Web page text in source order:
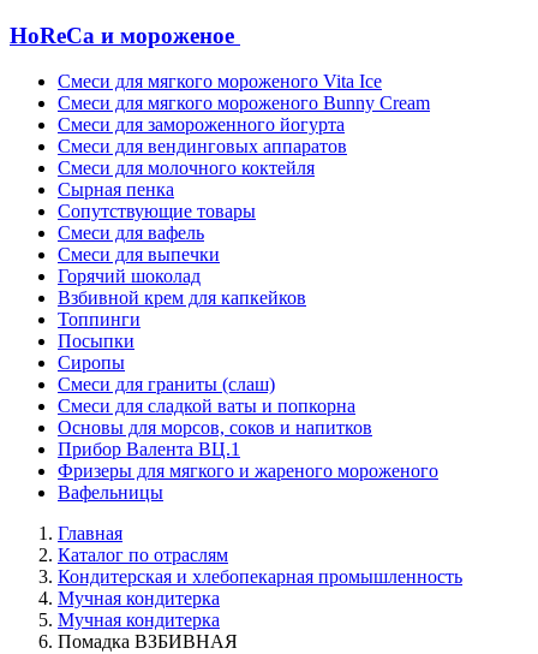
HoReCa и мороженое
Смеси для мягкого мороженого Vita Ice
Смеси для мягкого мороженого Bunny Cream
Смеси для замороженного йогурта
Смеси для вендинговых аппаратов
Смеси для молочного коктейля
Сырная пенка
Сопутствующие товары
Смеси для вафель
Смеси для выпечки
Горячий шоколад
Взбивной крем для капкейков
Топпинги
Посыпки
Сиропы
Смеси для граниты (слаш)
Смеси для сладкой ваты и попкорна
Основы для морсов, соков и напитков
Прибор Валента ВЦ.1
Фризеры для мягкого и жареного мороженого
Вафельницы
Главная
Каталог по отраслям
Кондитерская и хлебопекарная промышленность
Мучная кондитерка
Мучная кондитерка
Помадка ВЗБИВНАЯ